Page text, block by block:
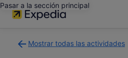
Pasar a la sección principal
Mostrar todas las actividades